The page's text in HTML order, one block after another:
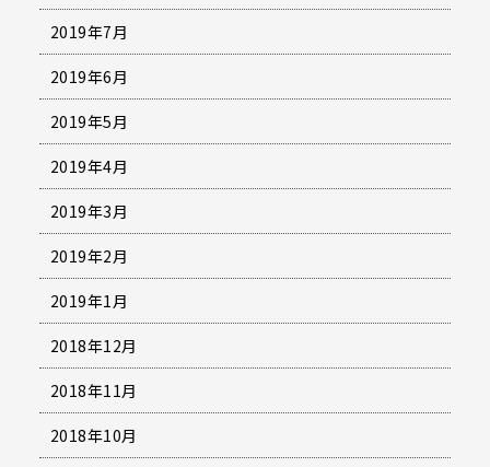
2019年7月
2019年6月
2019年5月
2019年4月
2019年3月
2019年2月
2019年1月
2018年12月
2018年11月
2018年10月